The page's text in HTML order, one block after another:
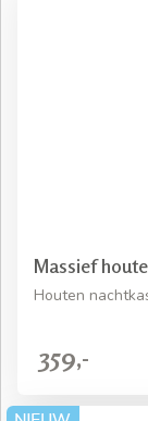
Massief
Houten
359,-